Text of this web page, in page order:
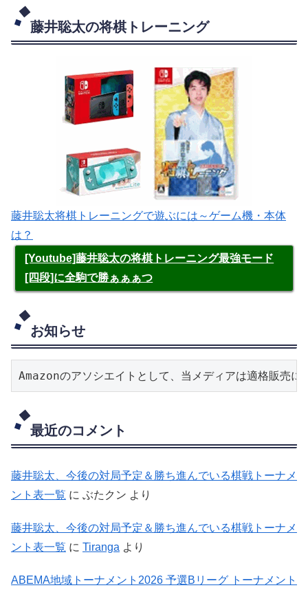
藤井聡太の将棋トレーニング
藤井聡太将棋トレーニングで遊ぶには～ゲーム機・本体
は？
[Youtube]藤井聡太の将棋トレーニング最強モード
[四段]に全駒で勝ぁぁぁつ
お知らせ
Amazonのアソシエイトとして、当メディアは適格販売に
最近のコメント
藤井聡太、今後の対局予定＆勝ち進んでいる棋戦トーナメ
ント表一覧 に ぶたクン より
藤井聡太、今後の対局予定＆勝ち進んでいる棋戦トーナメ
ント表一覧 に Tiranga より
ABEMA地域トーナメント2026 予選Bリーグ トーナメント